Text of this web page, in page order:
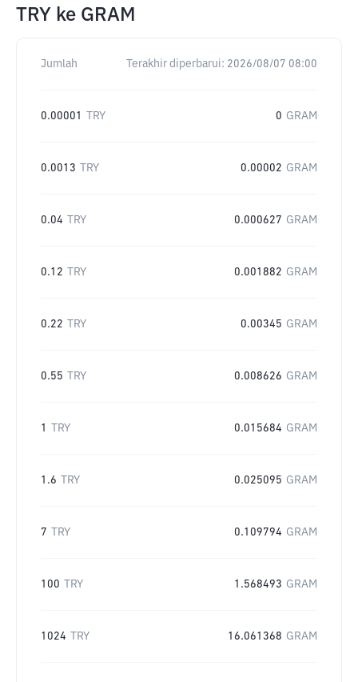
TRY ke GRAM
Jumlah Terakhir diperbarui: 2026/08/07 08:00
0.00001 TRY 0 GRAM
0.0013 TRY 0.00002 GRAM
0.04 TRY 0.000627 GRAM
0.12 TRY 0.001882 GRAM
0.22 TRY 0.00345 GRAM
0.55 TRY 0.008626 GRAM
1 TRY 0.015684 GRAM
1.6 TRY 0.025095 GRAM
7 TRY 0.109794 GRAM
100 TRY 1.568493 GRAM
1024 TRY 16.061368 GRAM